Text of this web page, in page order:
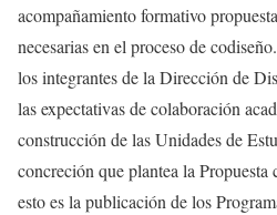
acompañamiento formativo
necesarias en el proceso de
los integrantes de la Dirección de
las expectativas de colaboración
construcción de las Unidades de
concreción que plantea la
esto es la publicación de los